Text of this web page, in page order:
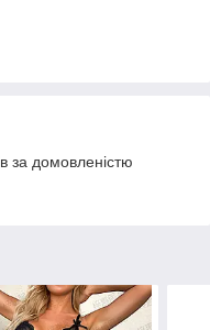
за домовленістю